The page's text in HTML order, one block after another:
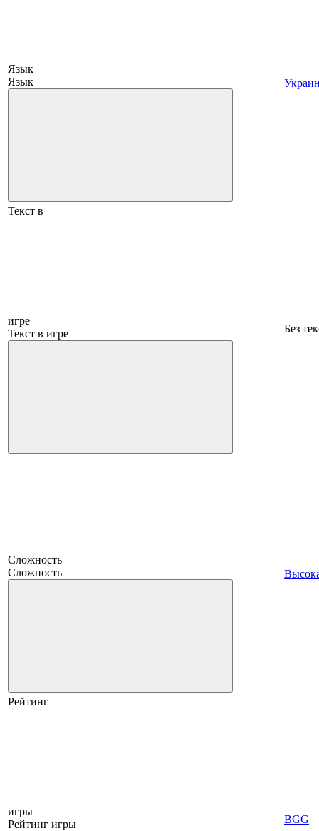
Язык
Язык
Текст в
игре
Текст в игре
Без
Сложность
Сложность
Рейтинг
игры
Рейтинг игры
BGG